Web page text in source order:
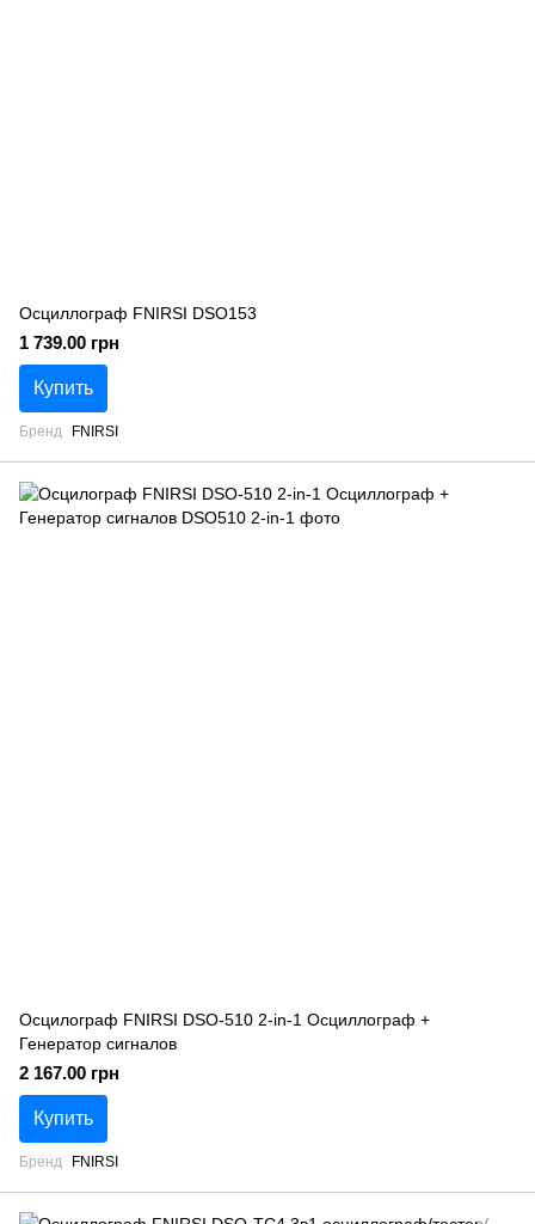
Осциллограф FNIRSI DSO153
1 739.00 грн
Купить
Бренд FNIRSI
Осцилограф FNIRSI DSO-510 2-in-1 Осциллограф +
Генератор сигналов
2 167.00 грн
Купить
Бренд FNIRSI